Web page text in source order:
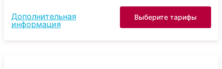
Дополнительная
информация
Выберите тарифы